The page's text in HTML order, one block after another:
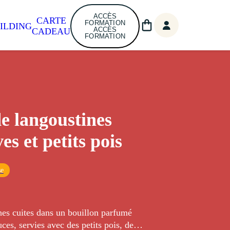
CARTE
CADEAU
ACCÈS
FORMATION
ACCÈS
FORMATION
langoustines
et petits pois
cuites dans un bouillon parfumé
servies avec des petits pois, des